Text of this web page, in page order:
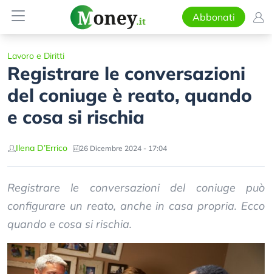
Abbonati
Lavoro e Diritti
Registrare le conversazioni
del coniuge è reato, quando
e cosa si rischia
Ilena D’Errico 26 Dicembre 2024 - 17:04
Registrare le conversazioni del coniuge può
configurare un reato, anche in casa propria. Ecco
quando e cosa si rischia.